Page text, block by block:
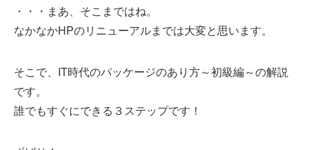
・・・まあ、そこまではね。
なかなかHPのリニューアルまでは大変と思います。
そこで、IT時代のパッケージのあり方～初級編～の解説
です。
誰でもすぐにできる３ステップです！